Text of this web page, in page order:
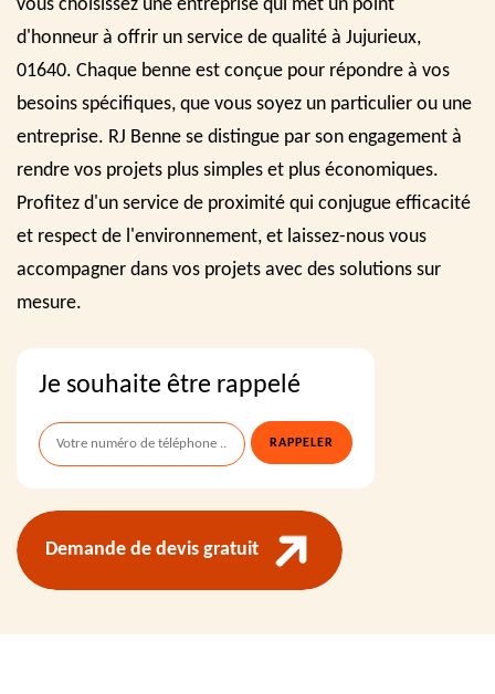
vous choisissez une entreprise qui met un point
d'honneur à offrir un service de qualité à Jujurieux,
01640. Chaque benne est conçue pour répondre à vos
besoins spécifiques, que vous soyez un particulier ou une
entreprise. RJ Benne se distingue par son engagement à
rendre vos projets plus simples et plus économiques.
Profitez d'un service de proximité qui conjugue efficacité
et respect de l'environnement, et laissez-nous vous
accompagner dans vos projets avec des solutions sur
mesure.
Je souhaite être rappelé
Demande de devis gratuit